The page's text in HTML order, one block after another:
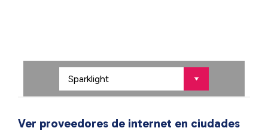
Ver proveedores de internet en ciudades